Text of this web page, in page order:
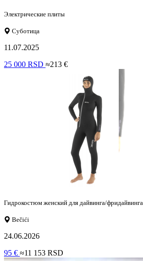
Электрические плиты
Суботица
11.07.2025
25 000 RSD ≈213 €
Гидрокостюм женский для дайвинга/фридайвинга
Bečići
24.06.2026
95 € ≈11 153 RSD